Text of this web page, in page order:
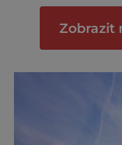
které zůstávají věčné.
Mezi místními
od které je
Zobrazit